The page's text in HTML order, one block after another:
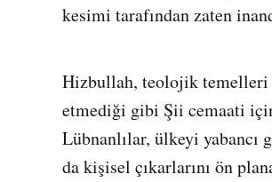
kesimi tarafından zaten
Hizbullah, teolojik temelleri
etmediği gibi Şii cemaati
Lübnanlılar, ülkeyi yabancı
da kişisel çıkarlarını ön